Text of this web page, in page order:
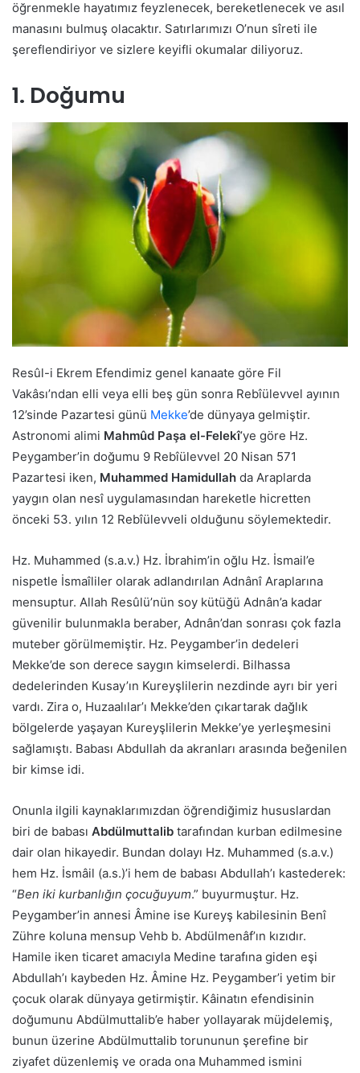
öğrenmekle hayatımız feyzlenecek, bereketlenecek ve asıl
manasını bulmuş olacaktır. Satırlarımızı O’nun sîreti ile
şereflendiriyor ve sizlere keyifli okumalar diliyoruz.
1. Doğumu
Resûl-i Ekrem Efendimiz genel kanaate göre Fil
Vakâsı’ndan elli veya elli beş gün sonra Rebîülevvel ayının
12’sinde Pazartesi günü Mekke’de dünyaya gelmiştir.
Astronomi alimi Mahmûd Paşa el-Felekî’ye göre Hz.
Peygamber’in doğumu 9 Rebîülevvel 20 Nisan 571
Pazartesi iken, Muhammed Hamidullah da Araplarda
yaygın olan nesî uygulamasından hareketle hicretten
önceki 53. yılın 12 Rebîülevveli olduğunu söylemektedir.
Hz. Muhammed (s.a.v.) Hz. İbrahim’in oğlu Hz. İsmail’e
nispetle İsmaîliler olarak adlandırılan Adnânî Araplarına
mensuptur. Allah Resûlü’nün soy kütüğü Adnân’a kadar
güvenilir bulunmakla beraber, Adnân’dan sonrası çok fazla
muteber görülmemiştir. Hz. Peygamber’in dedeleri
Mekke’de son derece saygın kimselerdi. Bilhassa
dedelerinden Kusay’ın Kureyşlilerin nezdinde ayrı bir yeri
vardı. Zira o, Huzaalılar’ı Mekke’den çıkartarak dağlık
bölgelerde yaşayan Kureyşlilerin Mekke’ye yerleşmesini
sağlamıştı. Babası Abdullah da akranları arasında beğenilen
bir kimse idi.
Onunla ilgili kaynaklarımızdan öğrendiğimiz hususlardan
biri de babası Abdülmuttalib tarafından kurban edilmesine
dair olan hikayedir. Bundan dolayı Hz. Muhammed (s.a.v.)
hem Hz. İsmâil (a.s.)’i hem de babası Abdullah’ı kastederek:
“Ben iki kurbanlığın çocuğuyum.” buyurmuştur. Hz.
Peygamber’in annesi Âmine ise Kureyş kabilesinin Benî
Zühre koluna mensup Vehb b. Abdülmenâf’ın kızıdır.
Hamile iken ticaret amacıyla Medine tarafına giden eşi
Abdullah’ı kaybeden Hz. Âmine Hz. Peygamber’i yetim bir
çocuk olarak dünyaya getirmiştir. Kâinatın efendisinin
doğumunu Abdülmuttalib’e haber yollayarak müjdelemiş,
bunun üzerine Abdülmuttalib torununun şerefine bir
ziyafet düzenlemiş ve orada ona Muhammed ismini